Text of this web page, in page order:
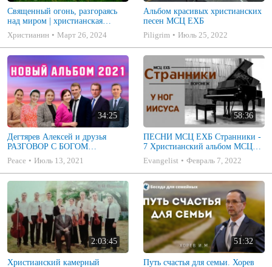
Священный огонь, разгораясь
над миром | христианская
музыка
Христианин Март 26, 2024
Альбом красивых христианских
песен МСЦ ЕХБ
Piligrim
Июль 25, 2022
34:25
Дегтярев Алексей и друзья
РАЗГОВОР С БОГОМ
Христианские песни МСЦ ЕХБ
2021 (7я)
Peace Июль 13, 2021
58:36
ПЕСНИ МСЦ ЕХБ Странники -
7 Христианский альбом МСЦ
ЕХБ
Evangelist Февраль 7, 2022
2:03:45
Христианский камерный
51:32
Путь счастья для семьи. Хорев